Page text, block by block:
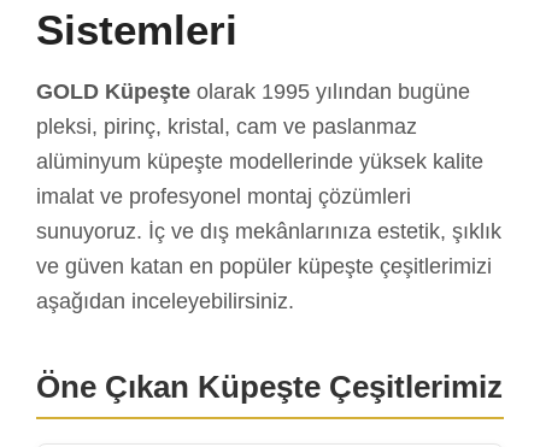
Sistemleri
GOLD Küpeşte olarak 1995 yılından bugüne
pleksi, pirinç, kristal, cam ve paslanmaz
alüminyum küpeşte modellerinde yüksek kalite
imalat ve profesyonel montaj çözümleri
sunuyoruz. İç ve dış mekânlarınıza estetik, şıklık
ve güven katan en popüler küpeşte çeşitlerimizi
aşağıdan inceleyebilirsiniz.
Öne Çıkan Küpeşte Çeşitlerimiz